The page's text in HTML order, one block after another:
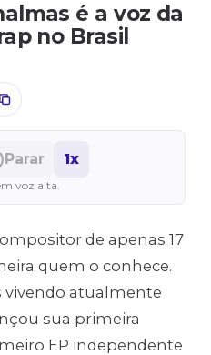
é a voz da
no Brasil
Parar 1x
voz alta.
de apenas 17
quem o conhece.
vivendo atualmente
sua primeira
EP independente